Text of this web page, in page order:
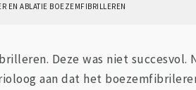
EN ABLATIE BOEZEMFIBRILLEREN
Deze was niet
aan dat het